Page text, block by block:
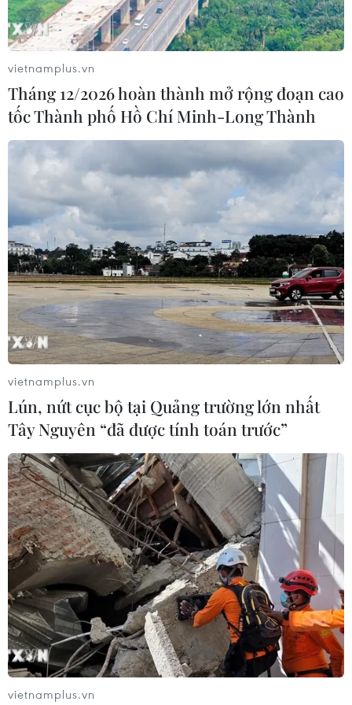
Doanh nghiệp đề xuất tự mua dụng cụ để
chủ động xét nghiệm
01/08/2021 07:26
Cộng đồng doanh nghiệp tiếp tục đề xuất Thủ tướng
quan tâm đặc biệt tới chiến dịch “selftest - tự mua dụng
cụ để chủ động xét nghiệm” mà Mỹ và các quốc gia
châu Âu đã áp dụng.
Dịch COVID-19: Doanh nghiệp '3 tại chỗ'
mong muốn có thêm trợ lực
02/08/2021 03:24
Mỗi doanh nghiệp phải tập trung nâng cao nguồn lực
vietnamplus.vn
Tháng 12/2026 hoàn thành mở rộng đoạn cao
tốc Thành phố Hồ Chí Minh-Long Thành
vietnamplus.vn
Lún, nứt cục bộ tại Quảng trường lớn nhất
Tây Nguyên “đã được tính toán trước”
vietnamplus.vn